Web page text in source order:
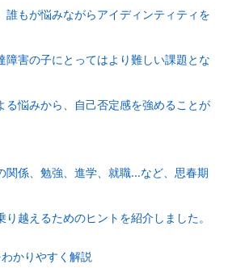
誰もが悩みながらアイディンティティを
障害の子にとってはより難しい課題とな
る悩みから、自己否定感を強めることが
関係、勉強、進学、就職…など、思春期
越えるためのヒントを紹介しました。
かりやすく解説